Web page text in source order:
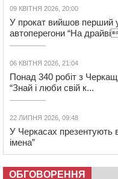
09 КВІТНЯ 2026, 20:00
У прокат вийшов перший
автоперегони “На
06 КВІТНЯ 2026, 21:04
Понад 340 робіт з
“Знай і люби свій к...
22 ЛИПНЯ 2026, 09:48
У Черкасах презентують
імена”
ОБГОВОРЕННЯ